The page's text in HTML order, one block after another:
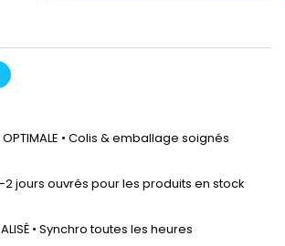
OPTIMALE • Colis & emballage soignés
1-2 jours ouvrés pour les produits en stock
• Synchro toutes les heures